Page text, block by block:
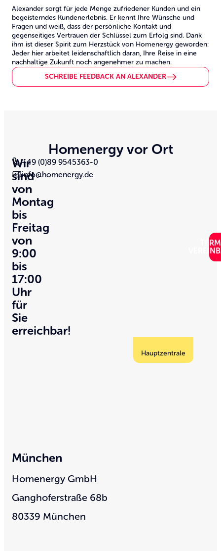
Alexander sorgt für jede Menge zufriedener Kunden und ein
begeisterndes Kundenerlebnis. Er kennt Ihre Wünsche und
Fragen und weiß, dass der persönliche Kontakt und
gegenseitiges Vertrauen der Schlüssel zum Erfolg sind. Dank
ihm ist dieser Spirit zum Herzstück von Homenergy geworden:
Jeder hier arbeitet leidenschaftlich daran, Ihre Reise in eine
nachhaltige Zukunft noch angenehmer zu machen.
SCHREIBE FEEDBACK AN ALEXANDER
Homenergy vor Ort
Wir
sind
von
Montag
bis
Freitag
von
9:00
bis
17:00
Uhr
für
Sie
erreichbar!
+49 (0)89 9545363-0
info@homenergy.de
Hauptzentrale
München
Homenergy GmbH
Ganghoferstraße 68b
80339 München